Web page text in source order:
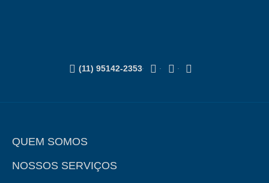
(11) 95142-2353
QUEM SOMOS
NOSSOS SERVIÇOS